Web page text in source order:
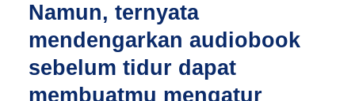
Namun, ternyata
mendengarkan audiobook
sebelum tidur dapat
membuatmu mengatur